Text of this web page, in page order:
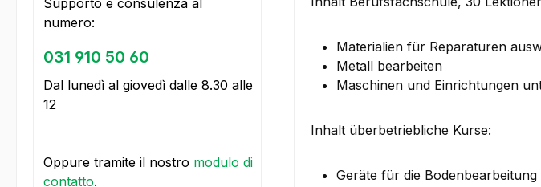
Supporto e consulenza al
numero:
031 910 50 60
Dal lunedì al giovedì dalle 8.30 alle
12
Oppure tramite il nostro modulo di
contatto.
Materialien für Reparaturen
Metall bearbeiten
Maschinen und Einrichtungen
Inhalt überbetriebliche Kurse:
Geräte für die Bodenbearbeitung